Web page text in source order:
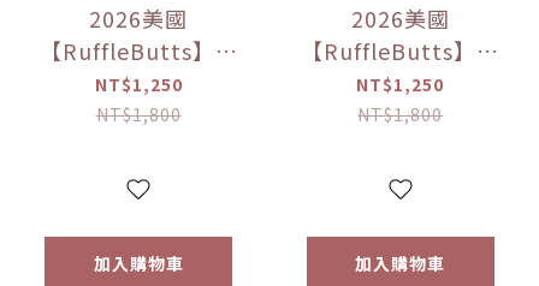
2026美國
【RuffleButts】亮
藍格紋兩件套長袖
防曬衣【優惠限
NT$1,250
NT$1,800
加入購物車
2026美國
【RuffleButts】珊
瑚海岸變色泳褲
【優惠限定】
NT$1,250
NT$1,800
加入購物車